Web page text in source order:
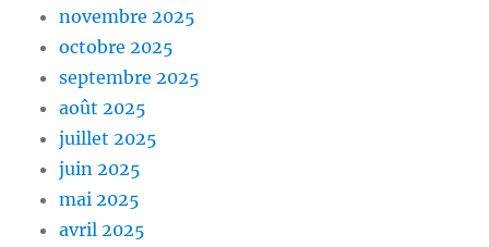
novembre 2025
octobre 2025
septembre 2025
août 2025
juillet 2025
juin 2025
mai 2025
avril 2025